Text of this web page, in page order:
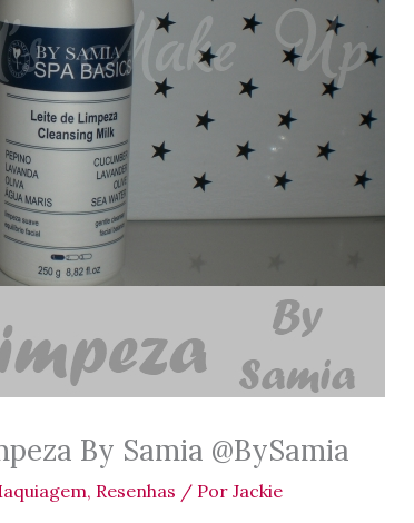
By Samia @BySamia
, Resenhas / Por Jackie